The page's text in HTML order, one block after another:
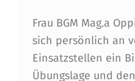
U
N
G
Frau BGM Mag.a
sich persönlich an
Einsatzstellen ein
Übungslage und